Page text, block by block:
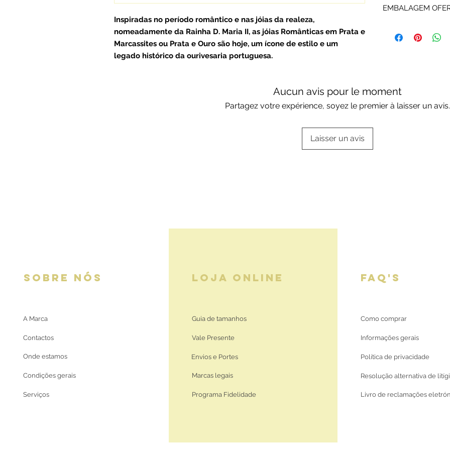
Inspiradas no período romântico e nas jóias da realeza,
nomeadamente da Rainha D. Maria II, as jóias Românticas em Prata e
Marcassites ou Prata e Ouro são hoje, um ícone de estilo e um
legado histórico da ourivesaria portuguesa.
pela Rota do Ouro
EMBALAGEM
ou da marca.
Aucun avis pour le moment
Partagez votre expérience, soyez le premier à laisser un avis.
Laisser un avis
SOBRE NÓS
A Marca
Contactos
Onde estamos
Condições gerais
Serviços
LOJA ONLINE
Guia de tamanhos
Vale Presente
Envios e Portes
Marcas legais
Programa Fidelidade
FAQ'S
Como comprar
Informações gerais
Política de privacidade
Resolução alternativa de
Livro de reclamações